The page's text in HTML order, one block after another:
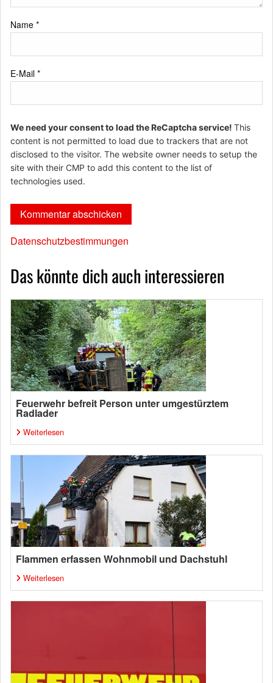
Name *
E-Mail *
We need your consent to load the ReCaptcha service! This
content is not permitted to load due to trackers that are not
disclosed to the visitor. The website owner needs to setup the
site with their CMP to add this content to the list of
technologies used.
Datenschutzbestimmungen
Das könnte dich auch interessieren
Feuerwehr befreit Person unter umgestürztem
Radlader
Weiterlesen
Flammen erfassen Wohnmobil und Dachstuhl
Weiterlesen